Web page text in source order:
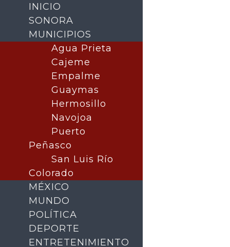
INICIO
SONORA
MUNICIPIOS
Agua Prieta
Cajeme
Empalme
Guaymas
Hermosillo
Navojoa
Puerto
Peñasco
San Luis Río
Colorado
MÉXICO
MUNDO
POLÍTICA
DEPORTE
ENTRETENIMIENTO